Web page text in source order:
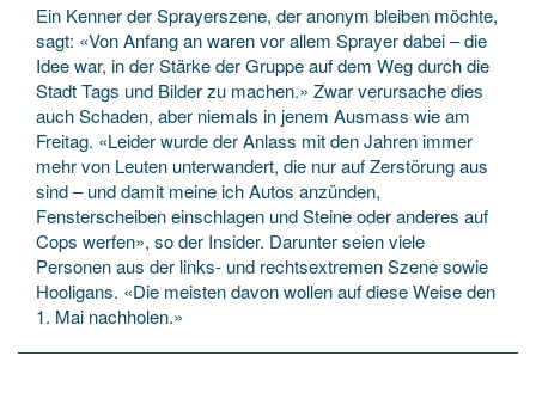
Ein Kenner der Sprayerszene, der anonym bleiben möchte,
sagt: «Von Anfang an waren vor allem Sprayer dabei – die
Idee war, in der Stärke der Gruppe auf dem Weg durch die
Stadt Tags und Bilder zu machen.» Zwar verursache dies
auch Schaden, aber niemals in jenem Ausmass wie am
Freitag. «Leider wurde der Anlass mit den Jahren immer
mehr von Leuten unterwandert, die nur auf Zerstörung aus
sind – und damit meine ich Autos an­zünden,
Fensterscheiben einschlagen und Steine oder an­deres auf
Cops werfen», so der ­Insider. Darunter seien viele
Personen aus der links- und rechtsextremen Szene sowie
Hooligans. «Die meisten davon wollen auf diese Weise den
1. Mai nachholen.»